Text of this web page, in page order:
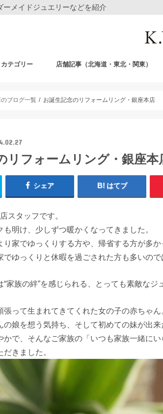
メイドジュエリーなどを紹介
カテゴリー 店舗記事（北海道・東北・関東）
ブログ一覧 お誕生記念のリフォームリング・銀座本店
リフォームリング・銀座本
シェア はてブ
スタッフです。
も明け、少しずつ暖かくなってきました。
り家でゆっくりする方や、帰省する方が多か
でゆっくりと休暇を過ごされた方も多いので
家族の絆”を感じられる、とっても素敵なジ
張って生まれてきてくれた女の子の赤ちゃん
の娘を想う気持ち、そして初めての妹が出
かで、そんなご家族の「いつも家族一緒に
きました。